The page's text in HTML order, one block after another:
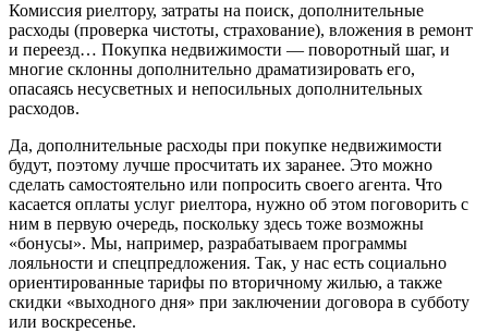
Комиссия риелтору, затраты на поиск, дополнительные
расходы (проверка чистоты, страхование), вложения в ремонт
и переезд… Покупка недвижимости — поворотный шаг, и
многие склонны дополнительно драматизировать его,
опасаясь несусветных и непосильных дополнительных
расходов.
Да, дополнительные расходы при покупке недвижимости
будут, поэтому лучше просчитать их заранее. Это можно
сделать самостоятельно или попросить своего агента. Что
касается оплаты услуг риелтора, нужно об этом поговорить с
ним в первую очередь, поскольку здесь тоже возможны
«бонусы». Мы, например, разрабатываем программы
лояльности и спецпредложения. Так, у нас есть социально
ориентированные тарифы по вторичному жилью, а также
скидки «выходного дня» при заключении договора в субботу
или воскресенье.